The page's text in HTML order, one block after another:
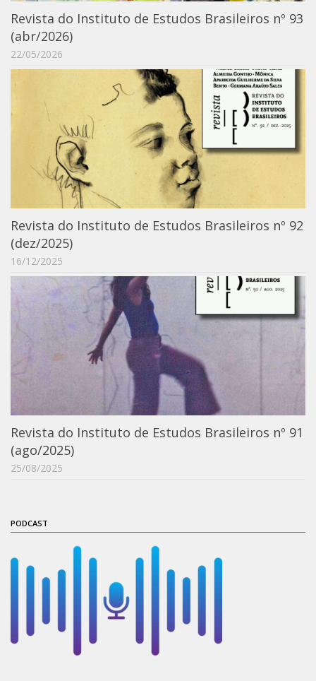
Revista do Instituto de Estudos Brasileiros nº 93
(abr/2026)
22/05/2026
Revista do Instituto de Estudos Brasileiros nº 92
(dez/2025)
16/12/2025
Revista do Instituto de Estudos Brasileiros nº 91
(ago/2025)
25/08/2025
PODCAST